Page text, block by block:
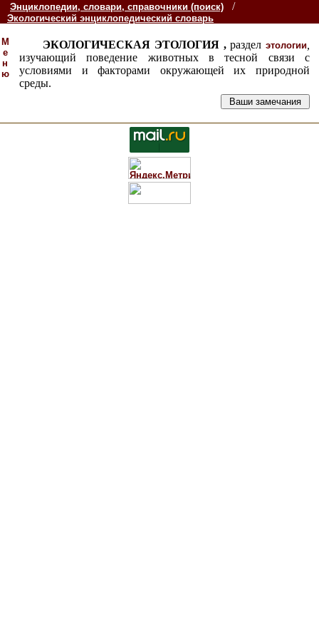
Энциклопедии, словари, справочники (поиск) /
Экологический энциклопедический словарь
М
е
н
ю
ЭКОЛОГИЧЕСКАЯ ЭТОЛОГИЯ ,разделэтологии
изучающий поведение животных в тесной связи с
условиями и факторами окружающей их природной
среды.